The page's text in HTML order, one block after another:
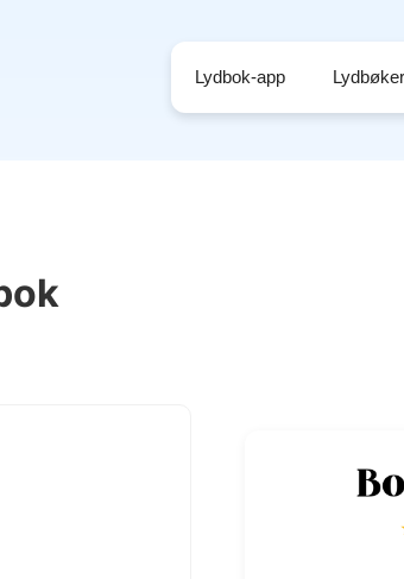
Lydbok-app Lydbøker